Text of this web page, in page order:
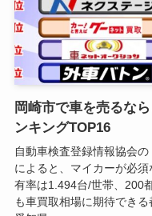
岡崎市で車を売るな
ンキングTOP16
自動車検査登録情報協会
によると、マイカーが必
有率は1.494台/世帯、200
も車買取相場に期待でき